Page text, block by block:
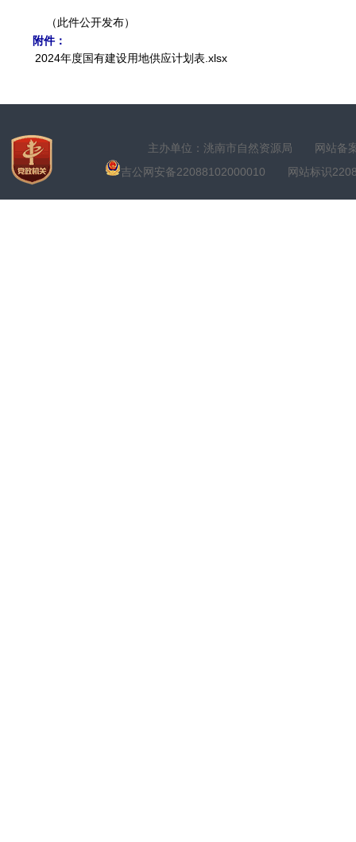
（此件公开发布）
附件：
2024年度国有建设用地供应计划表.xlsx
主办单位：洮南市自然资源局
网站备
吉公网安备22088102000010 网站标识